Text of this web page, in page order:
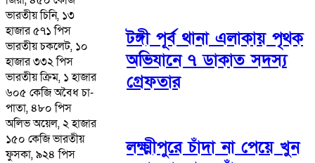
ভারতীয় চিনি, ১৩
হাজার ৫৭১ পিস
ভারতীয় চকলেট, ১০
হাজার ৩৩২ পিস
ভারতীয় ক্রিম, ১ হাজার
৬০৫ কেজি অবৈধ চা-
পাতা, ৪৮০ পিস
অলিভ অয়েল, ২ হাজার
১৫০ কেজি ভারতীয়
ফুসকা, ৯২৪ পিস
টঙ্গী পূর্ব থানা এলাকায় পৃথক
অভিযানে ৭ ডাকাত সদস্য
গ্রেফতার
লক্ষ্মীপুরে চাঁদা না পেয়ে খুন